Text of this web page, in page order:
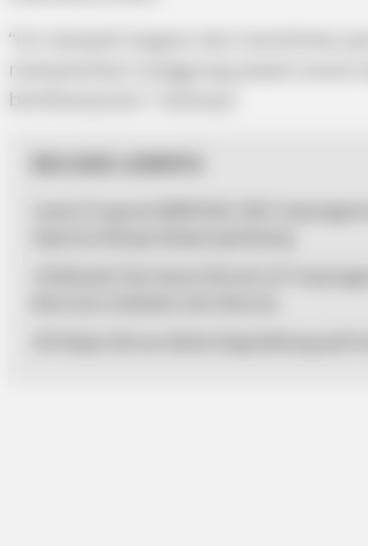
“Ini menjadi bagian dari komitmen
menjalankan tanggung jawab sosial
berkelanjutan,” katanya.